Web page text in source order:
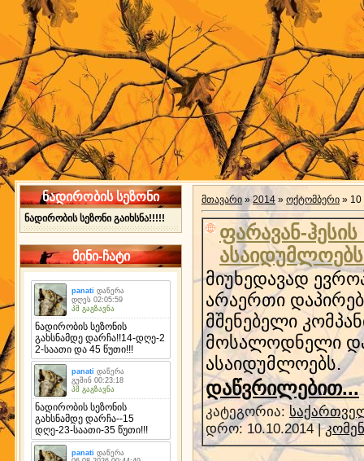
ნადირობის სეზონი
ნადირობის სეზონი გაიხსნა!!!!!
მინი-ჩატი
მთავარი » 2014 » ოქტომბერი » 10
ფარავან-
მიუხედავად
არაერთი
მშენებელი
მოსალოდნელი
ასაიდუმლოებს.
დაწვრილებით...
კატეგორია:
დრო: 10.10.2014|